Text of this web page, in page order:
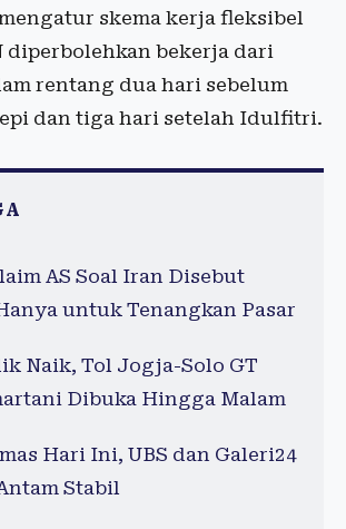
skema kerja fleksibel
diperbolehkan bekerja dari
rentang dua hari sebelum
dan tiga hari setelah Idulfitri.
AS Soal Iran Disebut
untuk Tenangkan Pasar
Naik, Tol Jogja-Solo GT
Dibuka Hingga Malam
Hari Ini, UBS dan Galeri24
Stabil